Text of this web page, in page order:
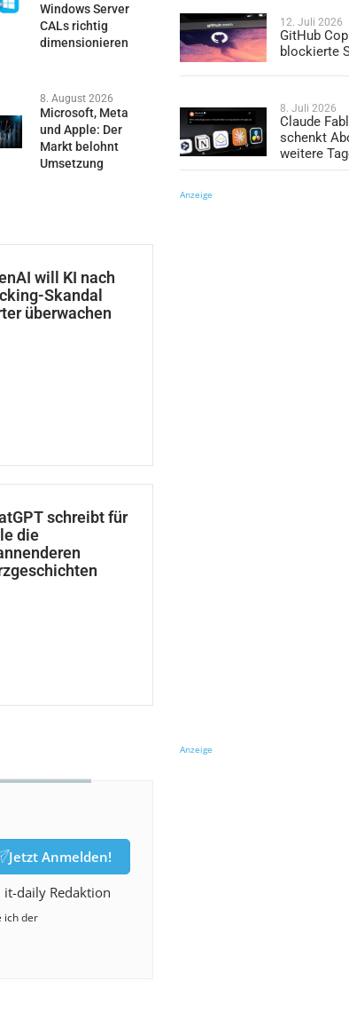
Windows Server
CALs richtig
dimensionieren
8. August 2026
Microsoft, Meta
und Apple: Der
Markt belohnt
Umsetzung
will KI nach
Skandal
überwachen
schreibt für
die
Jetzt Anmelden!
it-daily Redaktion
ich der
12. Juli 2026
GitHub
blockierte
8. Juli 2026
Claude
schenkt
weitere
Anzeige
Anzeige